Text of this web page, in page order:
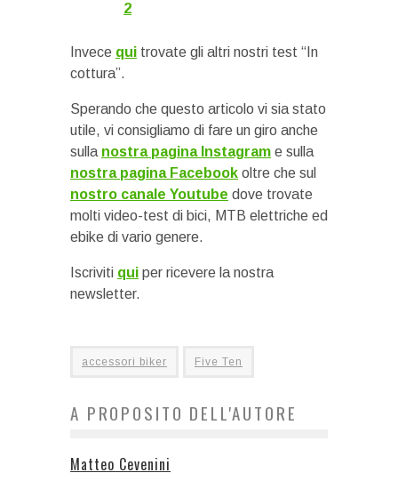
2
Invece qui trovate gli altri nostri test “In
cottura”.
Sperando che questo articolo vi sia stato
utile, vi consigliamo di fare un giro anche
sulla nostra pagina Instagram e sulla
nostra pagina Facebook oltre che sul
nostro canale Youtube dove trovate
molti video-test di bici, MTB elettriche ed
ebike di vario genere.
Iscriviti qui per ricevere la nostra
newsletter.
accessori biker Five Ten
A PROPOSITO DELL'AUTORE
Matteo Cevenini